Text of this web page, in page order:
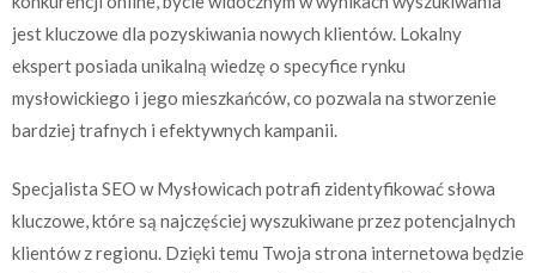
jest kluczowe dla pozyskiwania nowych klientów. Lokalny
ekspert posiada unikalną wiedzę o specyfice rynku
mysłowickiego i jego mieszkańców, co pozwala na stworzenie
bardziej trafnych i efektywnych kampanii.
Specjalista SEO w Mysłowicach potrafi zidentyfikować słowa
kluczowe, które są najczęściej wyszukiwane przez potencjalnych
klientów z regionu. Dzięki temu Twoja strona internetowa będzie